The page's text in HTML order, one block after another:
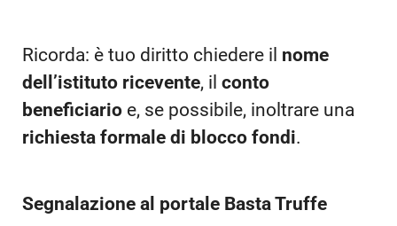
Ricorda: è tuo diritto chiedere il nome
dell’istituto ricevente, il conto
beneficiario e, se possibile, inoltrare una
richiesta formale di blocco fondi.
Segnalazione al portale Basta Truffe